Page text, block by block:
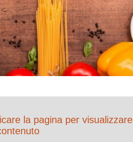
la pagina per visualizzare